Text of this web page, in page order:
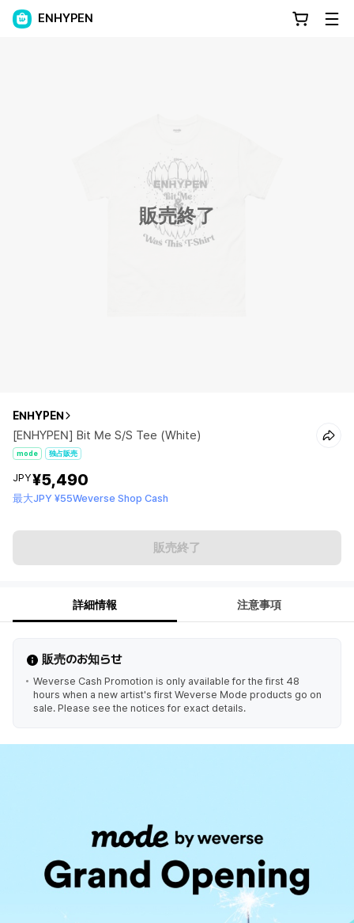
ENHYPEN
販売終了
ENHYPEN
[ENHYPEN] Bit Me S/S Tee (White)
mode 独占販売
JPY¥5,490
最大JPY ¥55Weverse Shop Cash
販売終了
詳細情報 注意事項
販売のお知らせ
Weverse Cash Promotion is only available for the first 48
hours when a new artist's first Weverse Mode products go on
sale. Please see the notices for exact details.